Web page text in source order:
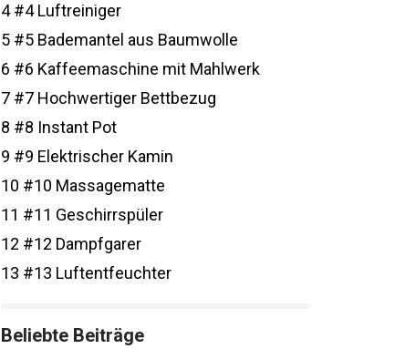
4#4 Luftreiniger
5 #5 Bademantel aus Baumwolle
6 #6 Kaffeemaschine mit Mahlwerk
7 #7 Hochwertiger Bettbezug
8 #8 Instant Pot
9 #9 Elektrischer Kamin
10 #10 Massagematte
11 #11 Geschirrspüler
12 #12 Dampfgarer
13 #13 Luftentfeuchter
Beliebte Beiträge